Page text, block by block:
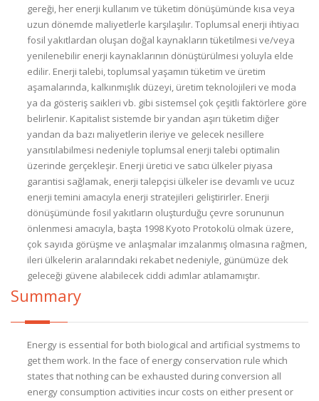
gereği, her enerji kullanım ve tüketim dönüşümünde kısa veya
uzun dönemde maliyetlerle karşılaşılır. Toplumsal enerji ihtiyacı
fosil yakıtlardan oluşan doğal kaynakların tüketilmesi ve/veya
yenilenebilir enerji kaynaklarının dönüştürülmesi yoluyla elde
edilir. Enerji talebi, toplumsal yaşamın tüketim ve üretim
aşamalarında, kalkınmışlık düzeyi, üretim teknolojileri ve moda
ya da gösteriş saikleri vb. gibi sistemsel çok çeşitli faktörlere göre
belirlenir. Kapitalist sistemde bir yandan aşırı tüketim diğer
yandan da bazı maliyetlerin ileriye ve gelecek nesillere
yansıtılabilmesi nedeniyle toplumsal enerji talebi optimalin
üzerinde gerçekleşir. Enerji üretici ve satıcı ülkeler piyasa
garantisi sağlamak, enerji talepçisi ülkeler ise devamlı ve ucuz
enerji temini amacıyla enerji stratejileri geliştirirler. Enerji
dönüşümünde fosil yakıtların oluşturduğu çevre sorununun
önlenmesi amacıyla, başta 1998 Kyoto Protokolü olmak üzere,
çok sayıda görüşme ve anlaşmalar imzalanmış olmasına rağmen,
ileri ülkelerin aralarındaki rekabet nedeniyle, günümüze dek
geleceği güvene alabilecek ciddi adımlar atılamamıştır.
Summary
Energy is essential for both biological and artificial systmems to
get them work. In the face of energy conservation rule which
states that nothing can be exhausted during conversion all
energy consumption activities incur costs on either present or